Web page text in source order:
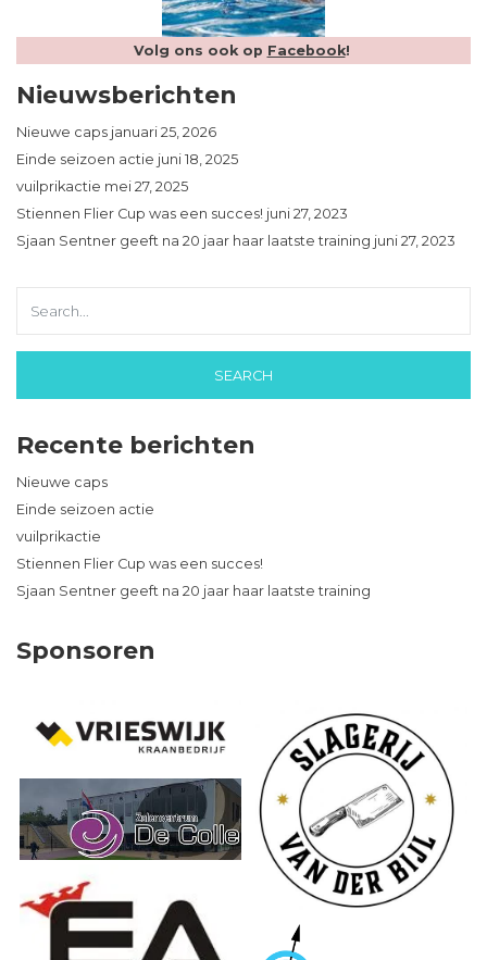
Volg ons ook op Facebook!
Nieuwsberichten
Nieuwe caps januari 25, 2026
Einde seizoen actie juni 18, 2025
vuilprikactie mei 27, 2025
Stiennen Flier Cup was een succes! juni 27, 2023
Sjaan Sentner geeft na 20 jaar haar laatste training juni 27, 2023
Recente berichten
Nieuwe caps
Einde seizoen actie
vuilprikactie
Stiennen Flier Cup was een succes!
Sjaan Sentner geeft na 20 jaar haar laatste training
Sponsoren